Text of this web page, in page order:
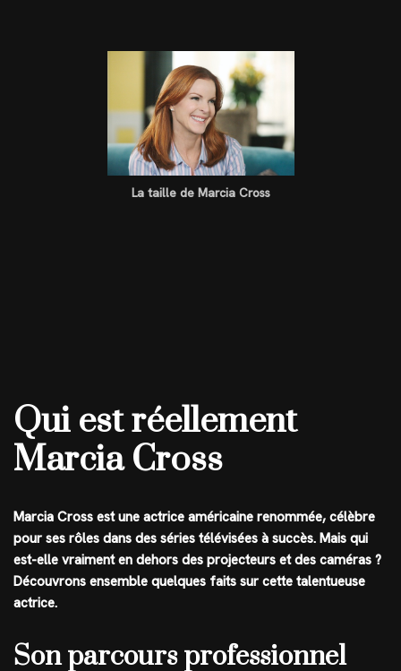
La taille de Marcia Cross
Qui est réellement
Marcia Cross
Marcia Cross est une actrice américaine renommée, célèbre
pour ses rôles dans des séries télévisées à succès. Mais qui
est-elle vraiment en dehors des projecteurs et des caméras ?
Découvrons ensemble quelques faits sur cette talentueuse
actrice.
Son parcours professionnel